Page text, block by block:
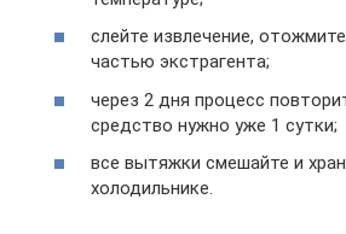
слейте извлечение, отожмите
частью экстрагента;
через 2 дня процесс
средство нужно уже 1 сутки;
все вытяжки смешайте и
холодильнике.